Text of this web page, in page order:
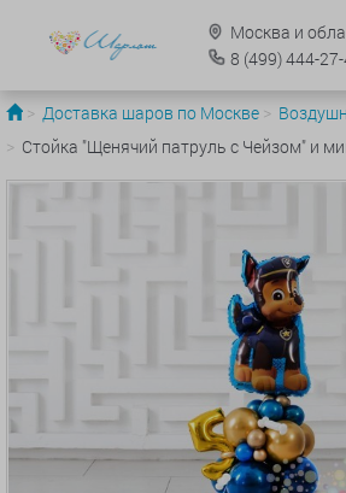
Москва и
8 (499)444-
Доставка шаров по Москве
Стойка "Щенячий патруль с Чейзом" и